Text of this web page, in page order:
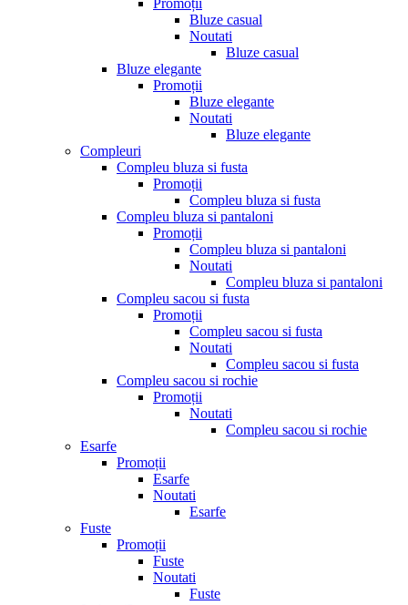
Promoții
Bluze casual
Noutati
Bluze casual
Bluze elegante
Promoții
Bluze elegante
Noutati
Bluze elegante
Compleuri
Compleu bluza si fusta
Promoții
Compleu bluza si fusta
Compleu bluza si pantaloni
Promoții
Compleu bluza si pantaloni
Noutati
Compleu bluza si pantaloni
Compleu sacou si fusta
Promoții
Compleu sacou si fusta
Noutati
Compleu sacou si fusta
Compleu sacou si rochie
Promoții
Noutati
Compleu sacou si rochie
Esarfe
Promoții
Esarfe
Noutati
Esarfe
Fuste
Promoții
Fuste
Noutati
Fuste